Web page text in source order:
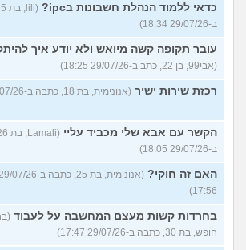
כדאי ללמוד הנהלת חשבונות בipc?
ב-29/07/26 18:34)
עובר תקופה קשה מיואש ולא יודע איך
(אבי99, בן 22, כתב ב-29/07/26 18:25)
רכזת שירות ישיר (אנונימית, בת 18, כתבה ב-29/07/26 18:16)
הקשר עם אבא שלי מכביד עליי
ב-29/07/26 18:05)
האם זה חוקי?
(אנונימית, בת 25, כתבה ב-29/07/26
17:56)
בחרדות קשות מעצם המחשבה על לעבוד
חופש, בת 30, כתבה ב-29/07/26 17:47)